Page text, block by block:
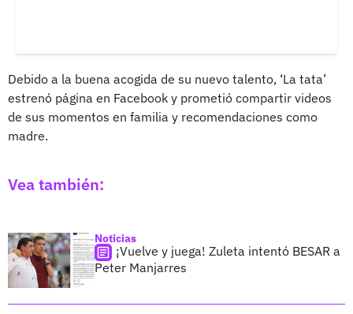
Debido a la buena acogida de su nuevo talento, ‘La tata’
estrenó página en Facebook y prometió compartir videos
de sus momentos en familia y recomendaciones como
madre.
Vea también:
Noticias
¡Vuelve y juega! Zuleta intentó BESAR a
Peter Manjarres